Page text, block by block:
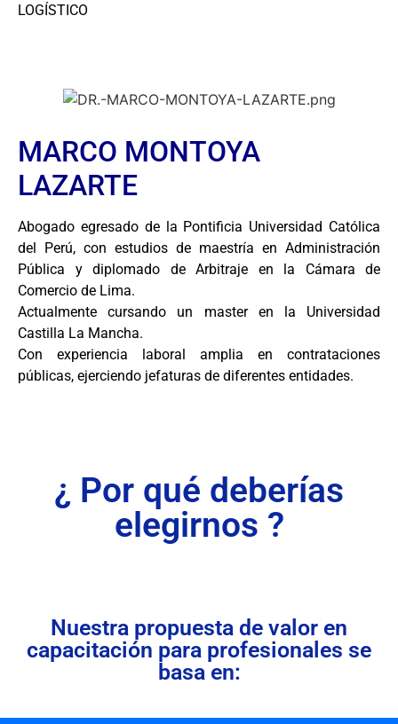
LOGÍSTICO
MARCO MONTOYA
LAZARTE
Abogado egresado de la Pontificia Universidad Católica
del Perú, con estudios de maestría en Administración
Pública y diplomado de Arbitraje en la Cámara de
Comercio de Lima.
Actualmente cursando un master en la Universidad
Castilla La Mancha.
Con experiencia laboral amplia en contrataciones
públicas, ejerciendo jefaturas de diferentes entidades.
¿ Por qué deberías
elegirnos ?
Nuestra propuesta de valor en
capacitación para profesionales se
basa en: